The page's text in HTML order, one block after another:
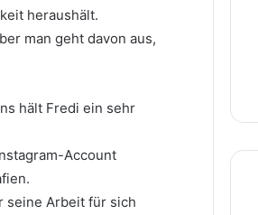
heraushält.
man geht davon aus,
hält Fredi ein sehr
Account
seine Arbeit für sich